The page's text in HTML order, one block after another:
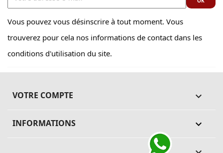
Vous pouvez vous désinscrire à tout moment. Vous
trouverez pour cela nos informations de contact dans les
conditions d'utilisation du site.
VOTRE COMPTE 
INFORMATIONS keyboard_arrow_down